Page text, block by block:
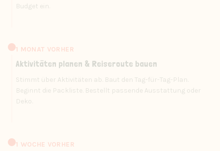
Budget ein.
1 MONAT VORHER
Aktivitäten planen & Reiseroute bauen
Stimmt über Aktivitäten ab. Baut den Tag-für-Tag-Plan.
Beginnt die Packliste. Bestellt passende Ausstattung oder
Deko.
1 WOCHE VORHER